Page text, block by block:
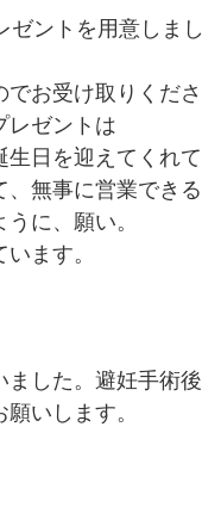
ントを用意しまし
お受け取りくださ
レゼントは
日を迎えてくれて
無事に営業でき
に、願い。
ます。
した。避妊手術
いします。